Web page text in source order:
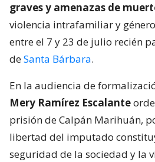
graves y amenazas de
violencia intrafamiliar y
entre el 7 y 23 de julio recién
deSanta Bárbara.
En la audiencia de
Mery Ramírez Escalante
prisión de Calpán Marihuán,
libertad del imputado
seguridad de la sociedad y la